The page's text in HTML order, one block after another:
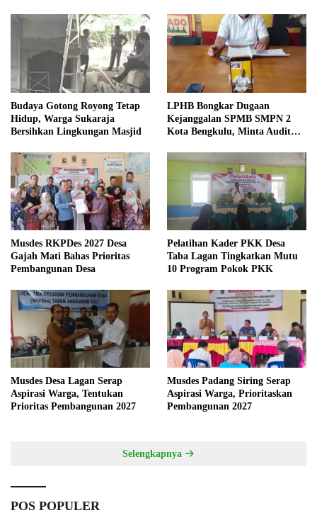
Budaya Gotong Royong Tetap
Hidup, Warga Sukaraja
Bersihkan Lingkungan Masjid
LPHB Bongkar Dugaan
Kejanggalan SPMB SMPN 2
Kota Bengkulu, Minta Audit
Musdes RKPDes 2027 Desa
Gajah Mati Bahas Prioritas
Pembangunan Desa
Pelatihan Kader PKK Desa
Taba Lagan Tingkatkan Mutu
10 Program Pokok PKK
Musdes Desa Lagan Serap
Aspirasi Warga, Tentukan
Prioritas Pembangunan 2027
Musdes Padang Siring Serap
Aspirasi Warga, Prioritaskan
Pembangunan 2027
Selengkapnya
POS POPULER